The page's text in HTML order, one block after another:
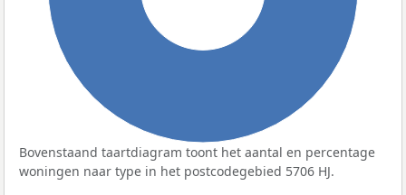
Bovenstaand taartdiagram toont het aantal en percentage
woningen naar type in het postcodegebied 5706 HJ.